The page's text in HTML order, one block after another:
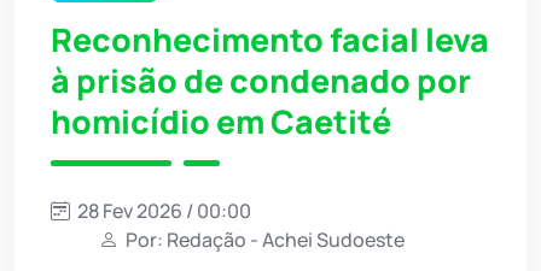
Reconhecimento facial leva
à prisão de condenado por
homicídio em Caetité
28 Fev 2026 / 00:00
Por: Redação - Achei Sudoeste